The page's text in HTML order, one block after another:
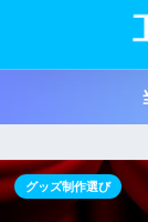
グッズ制作選び